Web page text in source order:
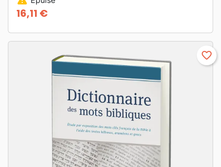
Prix
16,11 €
favorite_border